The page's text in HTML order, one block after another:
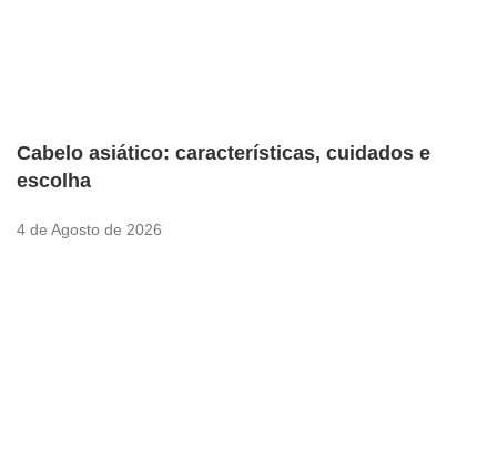
Cabelo asiático: características, cuidados e
escolha
4 de Agosto de 2026